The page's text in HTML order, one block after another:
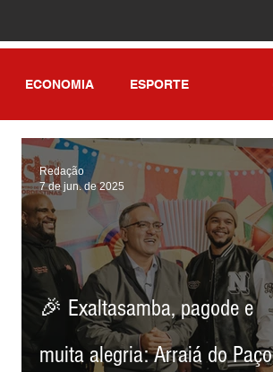
ECONOMIA ESPORTE
SÃO PAULO
🎉 Exaltasamba, pagode e
muita alegria: Arraiá do Paço
Redação
7 de jun. de 2025